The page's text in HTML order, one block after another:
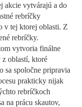
akcie vytvárajú a do
rebríčky
v tej ktorej oblasti. Z
rebríčky.
vytvoria finálne
z oblastí, ktoré
sa spoločne pripravia
prakticky nijak
rebríčkoch
na prácu skautov,